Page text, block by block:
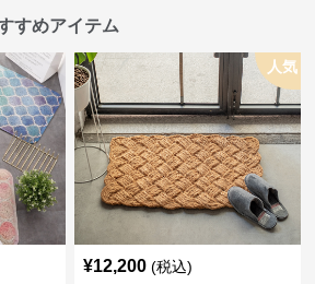
すめアイテム
人気
¥12,200 (税込)